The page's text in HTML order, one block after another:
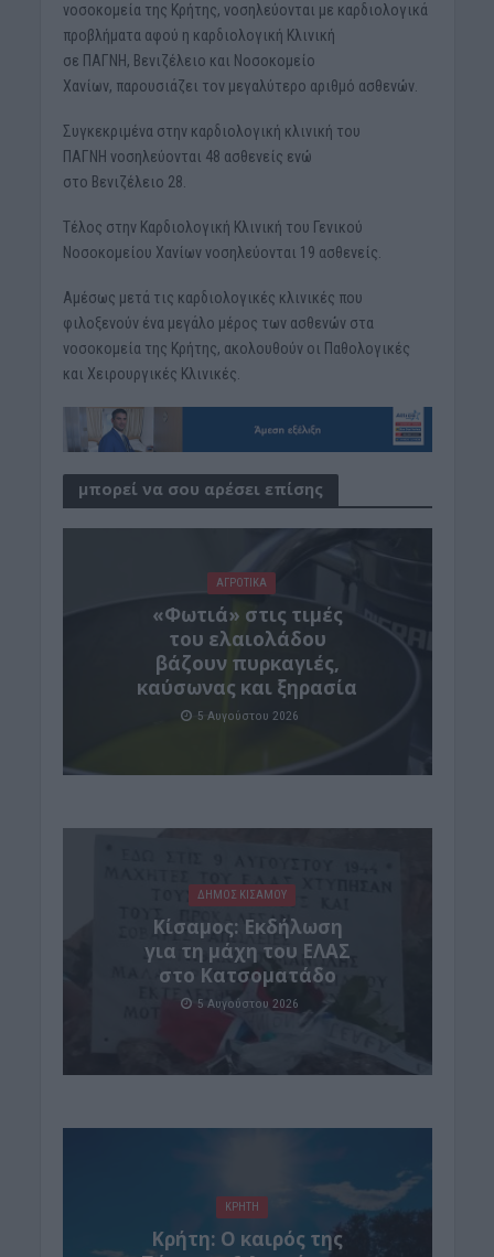
νοσοκομεία της Κρήτης, νοσηλεύονται με καρδιολογικά
προβλήματα αφού η καρδιολογική Κλινική
σε ΠΑΓΝΗ, Βενιζέλειο και Νοσοκομείο
Χανίων, παρουσιάζει τον μεγαλύτερο αριθμό ασθενών.
Συγκεκριμένα στην καρδιολογική κλινική του
ΠΑΓΝΗ νοσηλεύονται 48 ασθενείς ενώ
στο Βενιζέλειο 28.
Τέλος στην Καρδιολογική Κλινική του Γενικού
Νοσοκομείου Χανίων νοσηλεύονται 19 ασθενείς.
Αμέσως μετά τις καρδιολογικές κλινικές που
φιλοξενούν ένα μεγάλο μέρος των ασθενών στα
νοσοκομεία της Κρήτης, ακολουθούν οι Παθολογικές
και Χειρουργικές Κλινικές.
μπορεί να σου αρέσει επίσης
ΑΓΡΟΤΙΚΑ
«Φωτιά» στις τιμές
του ελαιολάδου
βάζουν πυρκαγιές,
καύσωνας και ξηρασία
5 Αυγούστου 2026
ΔΉΜΟΣ ΚΙΣΆΜΟΥ
Κίσαμος: Εκδήλωση
για τη μάχη του ΕΛΑΣ
στο Κατσοματάδο
5 Αυγούστου 2026
ΚΡΗΤΗ
Κρήτη: Ο καιρός της